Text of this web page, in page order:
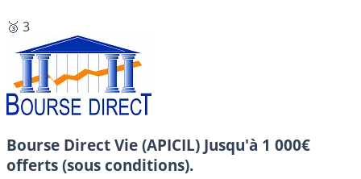
🥉 3
Bourse Direct Vie (APICIL) Jusqu'à 1 000€
offerts (sous conditions).